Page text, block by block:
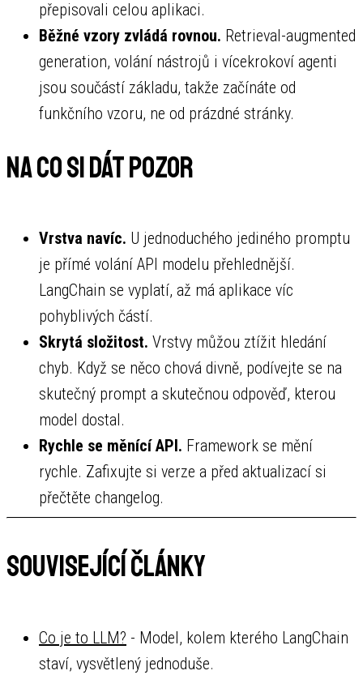
přepisovali celou aplikaci.
Běžné vzory zvládá rovnou. Retrieval-augmented
generation, volání nástrojů i vícekrokoví agenti
jsou součástí základu, takže začínáte od
funkčního vzoru, ne od prázdné stránky.
Na co si dát pozor
Vrstva navíc. U jednoduchého jediného promptu
je přímé volání API modelu přehlednější.
LangChain se vyplatí, až má aplikace víc
pohyblivých částí.
Skrytá složitost. Vrstvy můžou ztížit hledání
chyb. Když se něco chová divně, podívejte se na
skutečný prompt a skutečnou odpověď, kterou
model dostal.
Rychle se měnící API. Framework se mění
rychle. Zafixujte si verze a před aktualizací si
přečtěte changelog.
Související články
Co je to LLM? - Model, kolem kterého LangChain
staví, vysvětlený jednoduše.